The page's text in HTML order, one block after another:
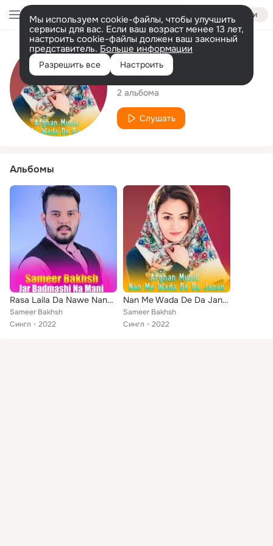
Войти
Мы используем cookie-файлы, чтобы улучшить
сервисы для вас. Если ваш возраст менее 13 лет,
настроить cookie-файлы должен ваш законный
представитель. Больше информации
Разрешить все Настроить
Исполнитель
Sameer Bakhsh
2 альбома
Слушать
Альбомы
Rasa Laila Da Nawe Nang Wakhla
Sameer Bakhsh
Сингл
2022
Nan Me Wada De Da Janan
Sameer Bakhsh
Сингл
2022